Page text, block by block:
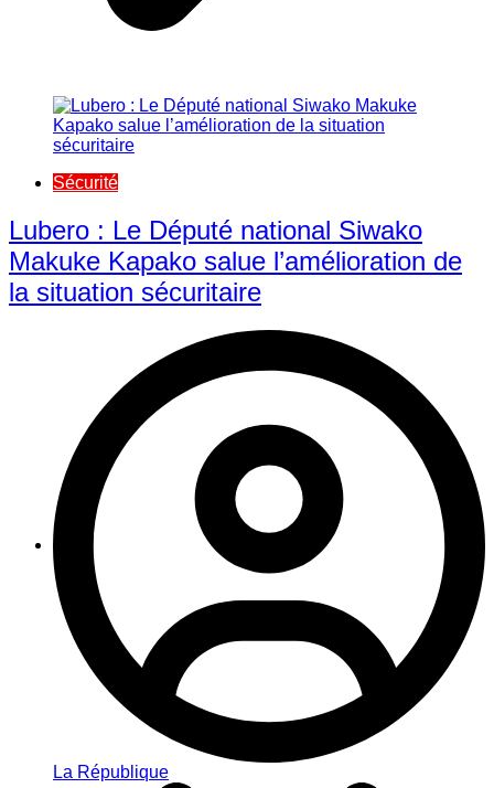
Sécurité
Lubero : Le Député national Siwako
Makuke Kapako salue l’amélioration de
la situation sécuritaire
La République